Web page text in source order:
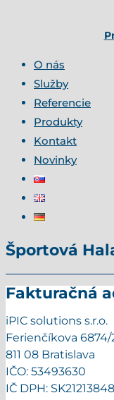
O nás
Služby
Referencie
Produkty
Kontakt
Novinky
Športová
Fakturačná
iPIC solutions s.r.o.
Ferienčíkova 6874/
811 08 Bratislava
IČO: 53493630
IČ DPH: